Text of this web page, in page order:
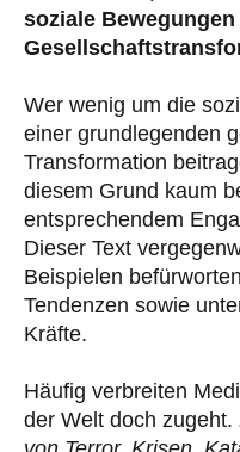
soziale
Wer wenig um die
einer grundlegenden
Transformation
diesem Grund kaum
entsprechendem
Dieser Text
Beispielen
Tendenzen sowie
Kräfte.
Häufig verbreiten
der Welt doch zugeht.